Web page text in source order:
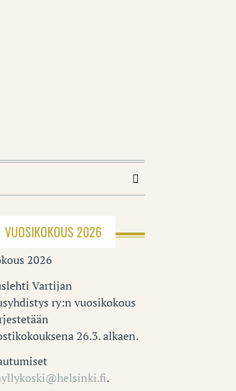
VUOSIKOKOUS 2026
2026
Vartijan
ry:n vuosikokous
26.3. alkaen.
.